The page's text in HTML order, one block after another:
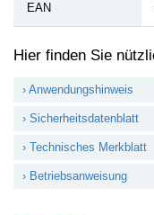
EAN
Hier finden Sie
› Anwendungshinweis
› Sicherheitsdatenblatt
› Technisches Merkblatt
› Betriebsanweisung